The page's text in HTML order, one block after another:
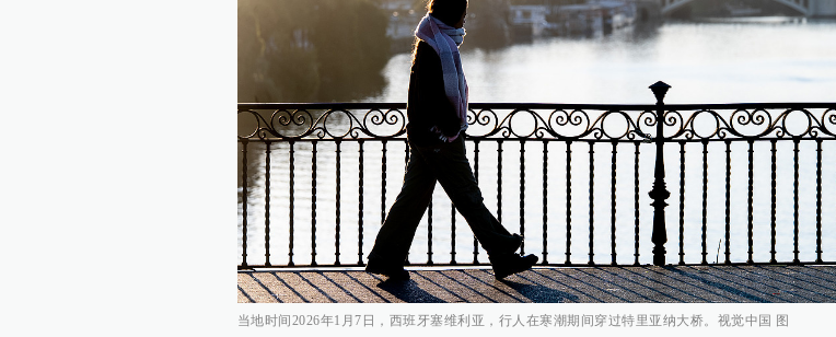
当地时间2026年1月7日，西班牙塞维利亚，行人在寒潮期间穿过特里亚纳大桥。视觉中国 图